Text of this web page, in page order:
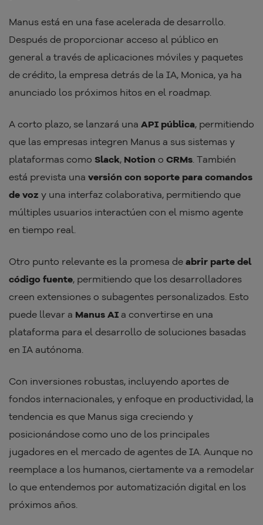
Manus está en una fase acelerada de desarrollo.
Después de proporcionar acceso al público en
general a través de aplicaciones móviles y paquetes
de crédito, la empresa detrás de la IA, Monica, ya ha
anunciado los próximos hitos en el roadmap.
A corto plazo, se lanzará una API pública, permitiendo
que las empresas integren Manus a sus sistemas y
plataformas como Slack, Notion o CRMs . También
está prevista una versión con soporte para comandos
de voz y una interfaz colaborativa, permitiendo que
múltiples usuarios interactúen con el mismo agente
en tiempo real.
Otro punto relevante es la promesa de abrir parte del
código fuente, permitiendo que los desarrolladores
creen extensiones o subagentes personalizados. Esto
puede llevar a Manus AI a convertirse en una
plataforma para el desarrollo de soluciones basadas
en IA autónoma.
Con inversiones robustas, incluyendo aportes de
fondos internacionales, y enfoque en productividad, la
tendencia es que Manus siga creciendo y
posicionándose como uno de los principales
jugadores en el mercado de agentes de IA. Aunque no
reemplace a los humanos, ciertamente va a remodelar
lo que entendemos por automatización digital en los
próximos años.